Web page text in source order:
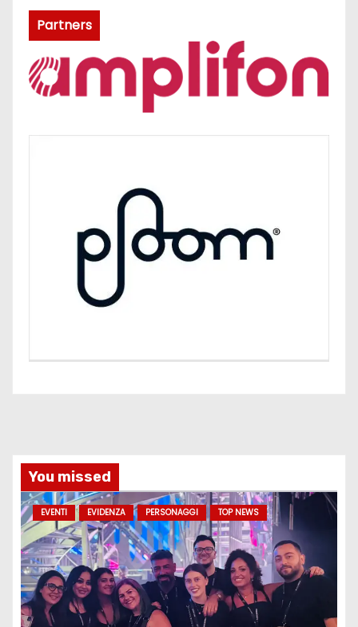
Partners
You missed
EVENTI EVIDENZA PERSONAGGI TOP NEWS